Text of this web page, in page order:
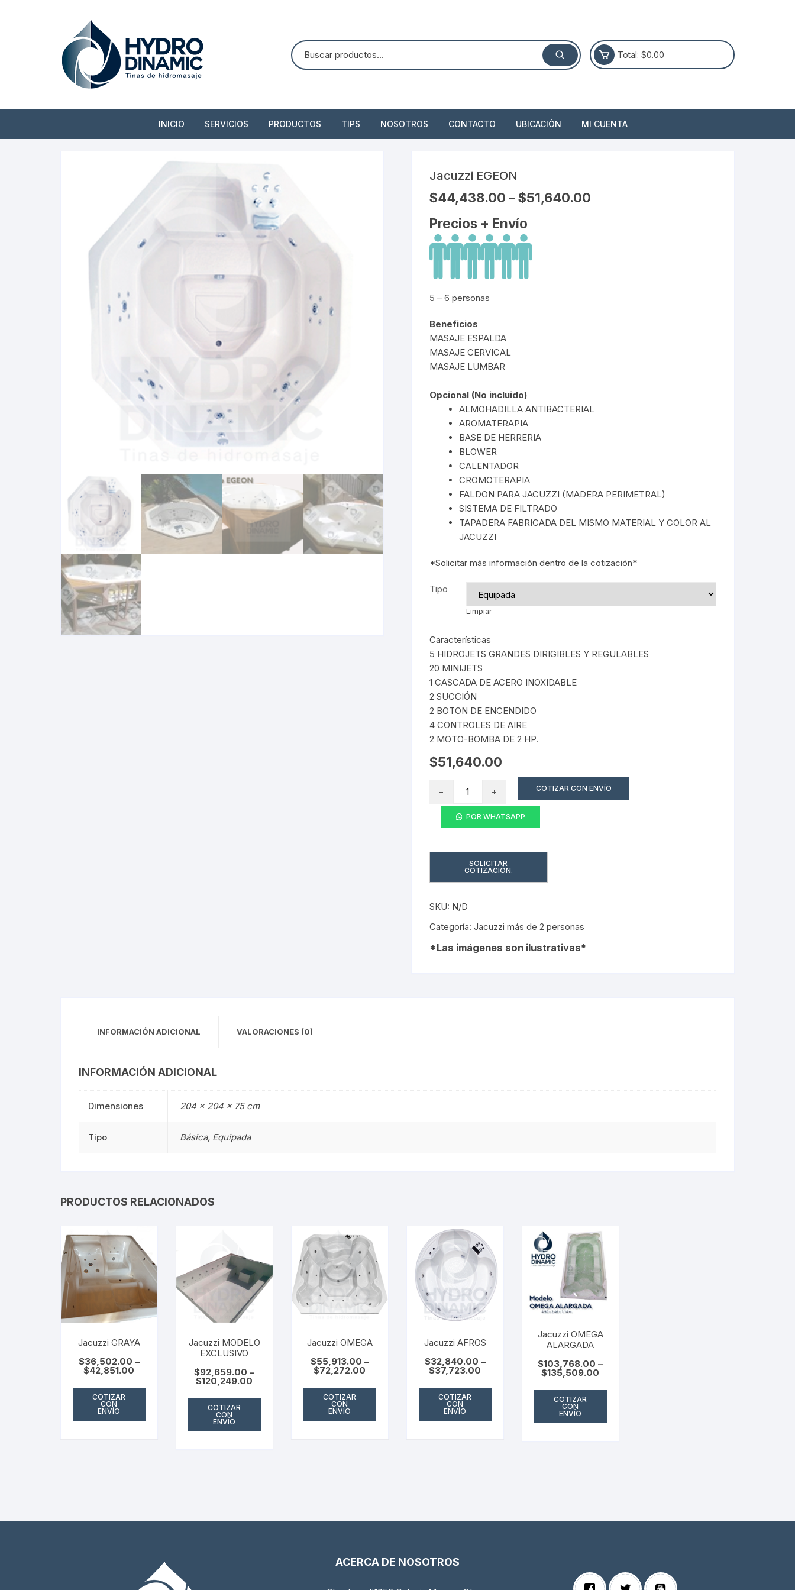
Total: $0.00
INICIO SERVICIOS PRODUCTOS
Jacuzzi 2 personas
Jacuzzi más de 2 personas
Gama de colores
TIPS NOSOTROS CONTACTO UBICACIÓN MI CUENTA
Jacuzzi EGEON
$44,438.00 –$51,640.00
5 – 6 personas
Beneficios
MASAJE ESPALDA
MASAJE CERVICAL
MASAJE LUMBAR
Opcional (No incluido)
ALMOHADILLA ANTIBACTERIAL
AROMATERAPIA
BASE DE HERRERIA
BLOWER
CALENTADOR
CROMOTERAPIA
FALDON PARA JACUZZI (MADERA PERIMETRAL)
SISTEMA DE FILTRADO
TAPADERA FABRICADA DEL MISMO MATERIAL Y COLOR AL
JACUZZI
*Solicitar más información dentro de la cotización*
Tipo
Limpiar
Características
5 HIDROJETS GRANDES DIRIGIBLES Y REGULABLES
20 MINIJETS
1 CASCADA DE ACERO INOXIDABLE
2 SUCCIÓN
2 BOTON DE ENCENDIDO
4 CONTROLES DE AIRE
2 MOTO-BOMBA DE 2 HP.
$51,640.00
cantidad
COTIZAR CON ENVÍO
POR WHATSAPP
SKU: N/D
Categoría: Jacuzzi más de 2 personas
INFORMACIÓN ADICIONAL VALORACIONES (0)
INFORMACIÓN ADICIONAL
Dimensiones 204 × 204 × 75 cm
Tipo Básica, Equipada
PRODUCTOS RELACIONADOS
Jacuzzi GRAYA
$36,502.00 –
$42,851.00
COTIZAR
CON
ENVÍO
Jacuzzi MODELO
EXCLUSIVO
$92,659.00 –
$120,249.00
COTIZAR
CON
ENVÍO
Jacuzzi OMEGA
$55,913.00 –
$72,272.00
COTIZAR
CON
ENVÍO
Jacuzzi AFROS
$32,840.00 –
$37,723.00
COTIZAR
CON
ENVÍO
Jacuzzi OMEGA
ALARGADA
$103,768.00 –
$135,509.00
COTIZAR
CON
ENVÍO
ACERCA DE NOSOTROS